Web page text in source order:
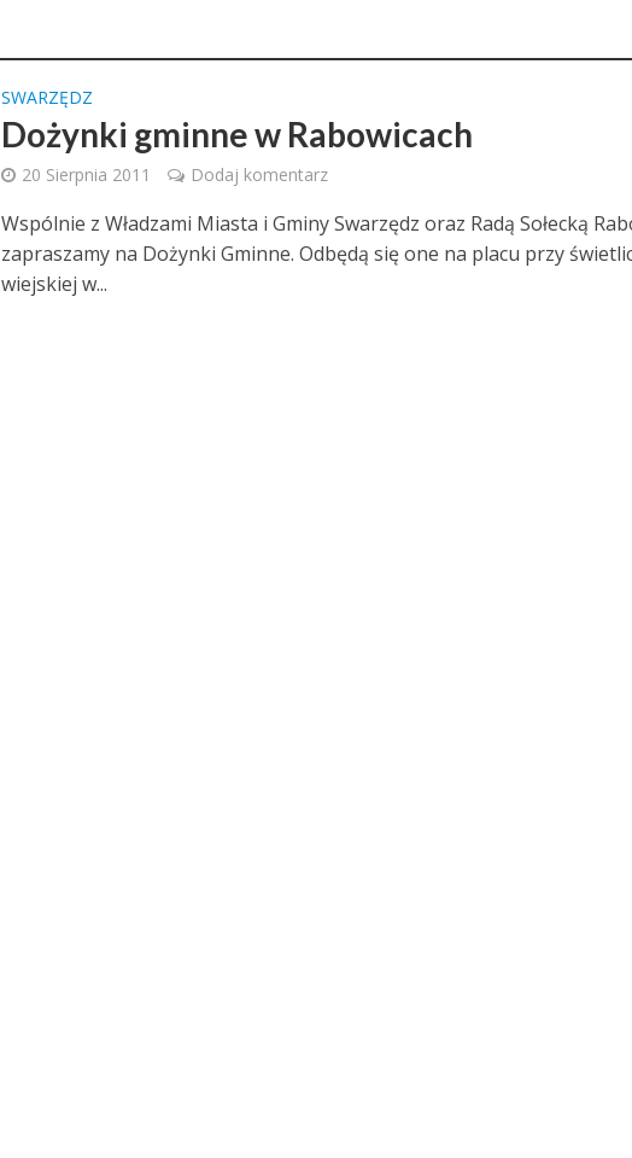
SWARZĘDZ
Dożynki gminne w Rabowicach
20 Sierpnia 2011 Dodaj komentarz
Wspólnie z Władzami Miasta i Gminy Swarzędz oraz Radą Sołecką
zapraszamy na Dożynki Gminne. Odbędą się one na placu przy
wiejskiej w...